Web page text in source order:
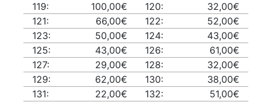
119:
100,00€ 120:
32,00€
121:
66,00€ 122:
52,00€
123:
50,00€ 124:
43,00€
125:
43,00€ 126:
61,00€
127:
29,00€ 128:
32,00€
129:
62,00€ 130:
38,00€
131:
22,00€ 132:
51,00€